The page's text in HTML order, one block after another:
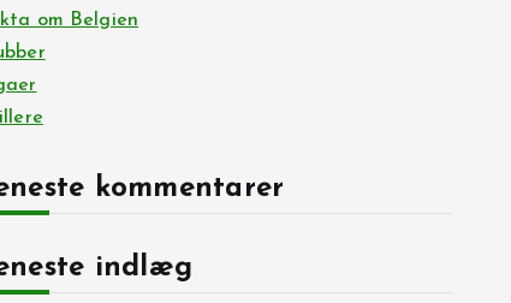
om Belgien
kommentarer
indlæg